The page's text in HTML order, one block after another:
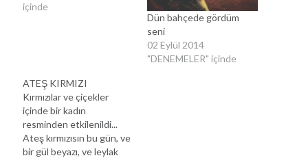
içinde
Dün bahçede gördüm
seni
02 Eylül 2014
"DENEMELER" içinde
ATEŞ KIRMIZI
Kırmızılar ve çiçekler
içinde bir kadın
resminden etkilenildi...
Ateş kırmızısın bu gün, ve
bir gül beyazı, ve leylak